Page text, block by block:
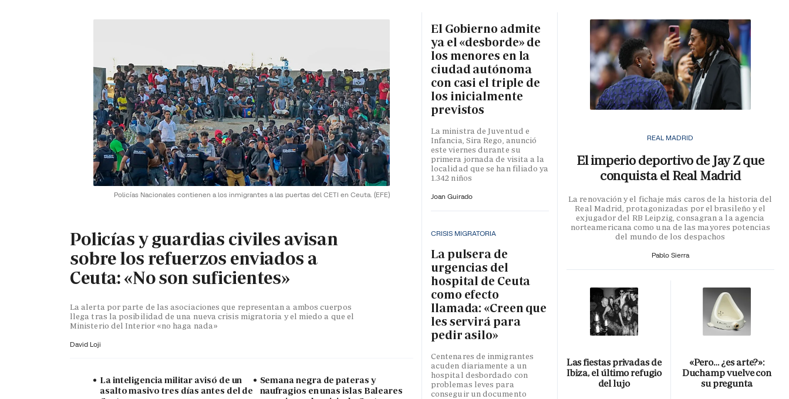
Policías Nacionales contienen a los inmigrantes a las puertas del CETI en Ceuta. (EFE)
Policías y guardias civiles avisan
sobre los refuerzos enviados a
Ceuta: «No son suficientes»
La alerta por parte de las asociaciones que representan a ambos cuerpos
llega tras la posibilidad de una nueva crisis migratoria y el miedo a que el
Ministerio del Interior «no haga nada»
David Loji
La inteligencia militar avisó de un
asalto masivo tres días antes del de
Semana negra de pateras y
naufragios en unas islas Baleares
El Gobierno admite
ya el «desborde» de
los menores en la
ciudad autónoma
con casi el triple de
los inicialmente
previstos
La ministra de Juventud e
Infancia, Sira Rego, anunció
este viernes durante su
primera jornada de visita a la
localidad que se han filiado ya
1.342 niños
Joan Guirado
CRISIS MIGRATORIA
La pulsera de
urgencias del
hospital de Ceuta
como efecto
llamada: «Creen que
les servirá para
pedir asilo»
Centenares de inmigrantes
acuden diariamente a un
hospital desbordado con
problemas leves para
conseguir un documento
REAL MADRID
El imperio deportivo de Jay Z que
conquista el Real Madrid
La renovación y el fichaje más caros de la historia del
Real Madrid, protagonizadas por el brasileño y el
exjugador del RB Leipzig, consagran a la agencia
norteamericana como una de las mayores potencias
del mundo de los despachos
Pablo Sierra
Las fiestas privadas de
Ibiza, el último refugio
del lujo
«Pero… ¿es arte?»:
Duchamp vuelve con
su pregunta